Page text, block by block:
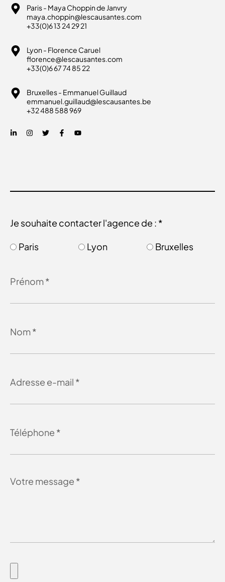
Paris - Maya Choppin de Janvry
maya.choppin@lescausantes.com
+33(0)6 13 24 29 21
Lyon - Florence Caruel
florence@lescausantes.com
+33(0)6 67 74 85 22
Bruxelles - Emmanuel Guillaud
emmanuel.guillaud@lescausantes.be
+32 488 588 969
Je souhaite contacter l'agence de : *
Paris Lyon Bruxelles